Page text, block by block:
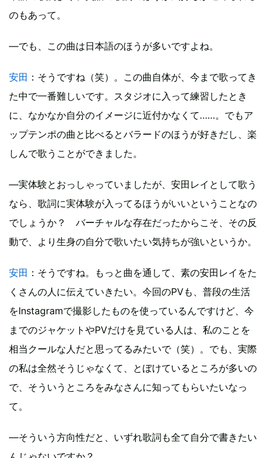
のもあって。
―でも、この曲は日本語のほうが多いですよね。
安田 ：そうですね（笑）。この曲自体が、今まで歌ってき
た中で一番難しいです。スタジオに入って練習したとき
に、なかなか自分のイメージに近付かなくて……。でもア
ップテンポの曲と比べるとバラードのほうが好きだし、楽
しんで歌うことができました。
―実体験とおっしゃっていましたが、安田レイとして歌う
なら、歌詞に実体験が入ってるほうがいいということなの
でしょうか？ バーチャルな存在だったからこそ、その反
動で、より生身の自分で歌いたい気持ちが強いというか。
安田 ：そうですね。もっと曲を通して、素の安田レイをた
くさんの人に伝えていきたい。今回のPVも、普段の生活
をInstagramで撮影したものを使っているんですけど、今
までのジャケットやPVだけを見ている人は、私のことを
相当クールな人だと思ってるみたいで（笑）。でも、実際
の私は全然そうじゃなくて、とぼけているところが多いの
で、そういうところをみなさんに知ってもらいたいなっ
て。
―そういう方向性だと、いずれ歌詞も全て自分で書きたい